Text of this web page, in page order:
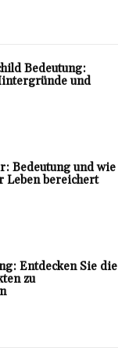
Bedeutung:
und
Bedeutung und wie
Leben bereichert
Entdecken Sie die
zu